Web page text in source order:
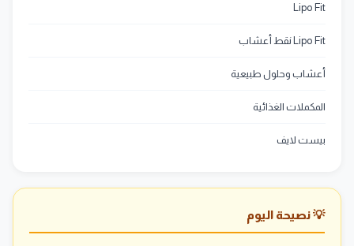
Lipo Fit
Lipo Fit نقط أعشاب
أعشاب وحلول طبيعية
المكملات الغذائية
بيست لايف
💡 نصيحة اليوم